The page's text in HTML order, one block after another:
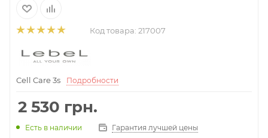
Код товара: 217007
Cell Care 3s Подробности
2 530 грн.
Есть в наличии Гарантия лучшей цены